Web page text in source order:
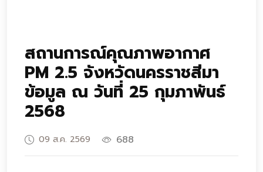
สถานการณ์คุณภาพอากาศ
PM 2.5 จังหวัดนครราชสีมา
ข้อมูล ณ วันที่ 25 กุมภาพันธ์
2568
09 ส.ค. 2569 688